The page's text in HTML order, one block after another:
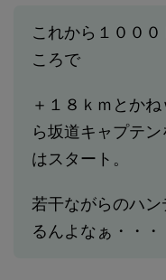
これから１００
ころで
＋１８ｋｍとか
ら坂道キャプテ
はスタート。
若干ながらのハ
るんよなぁ・・・